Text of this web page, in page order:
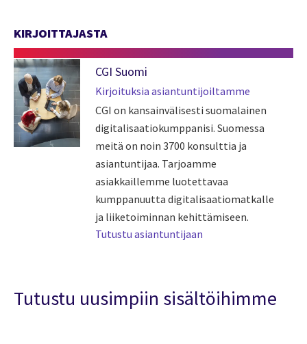
KIRJOITTAJASTA
CGI Suomi
Kirjoituksia asiantuntijoiltamme
CGI on kansainvälisesti suomalainen
digitalisaatiokumppanisi. Suomessa
meitä on noin 3700 konsulttia ja
asiantuntijaa. Tarjoamme
asiakkaillemme luotettavaa
kumppanuutta digitalisaatiomatkalle
ja liiketoiminnan kehittämiseen.
Tutustu asiantuntijaan
Tutustu uusimpiin sisältöihimme